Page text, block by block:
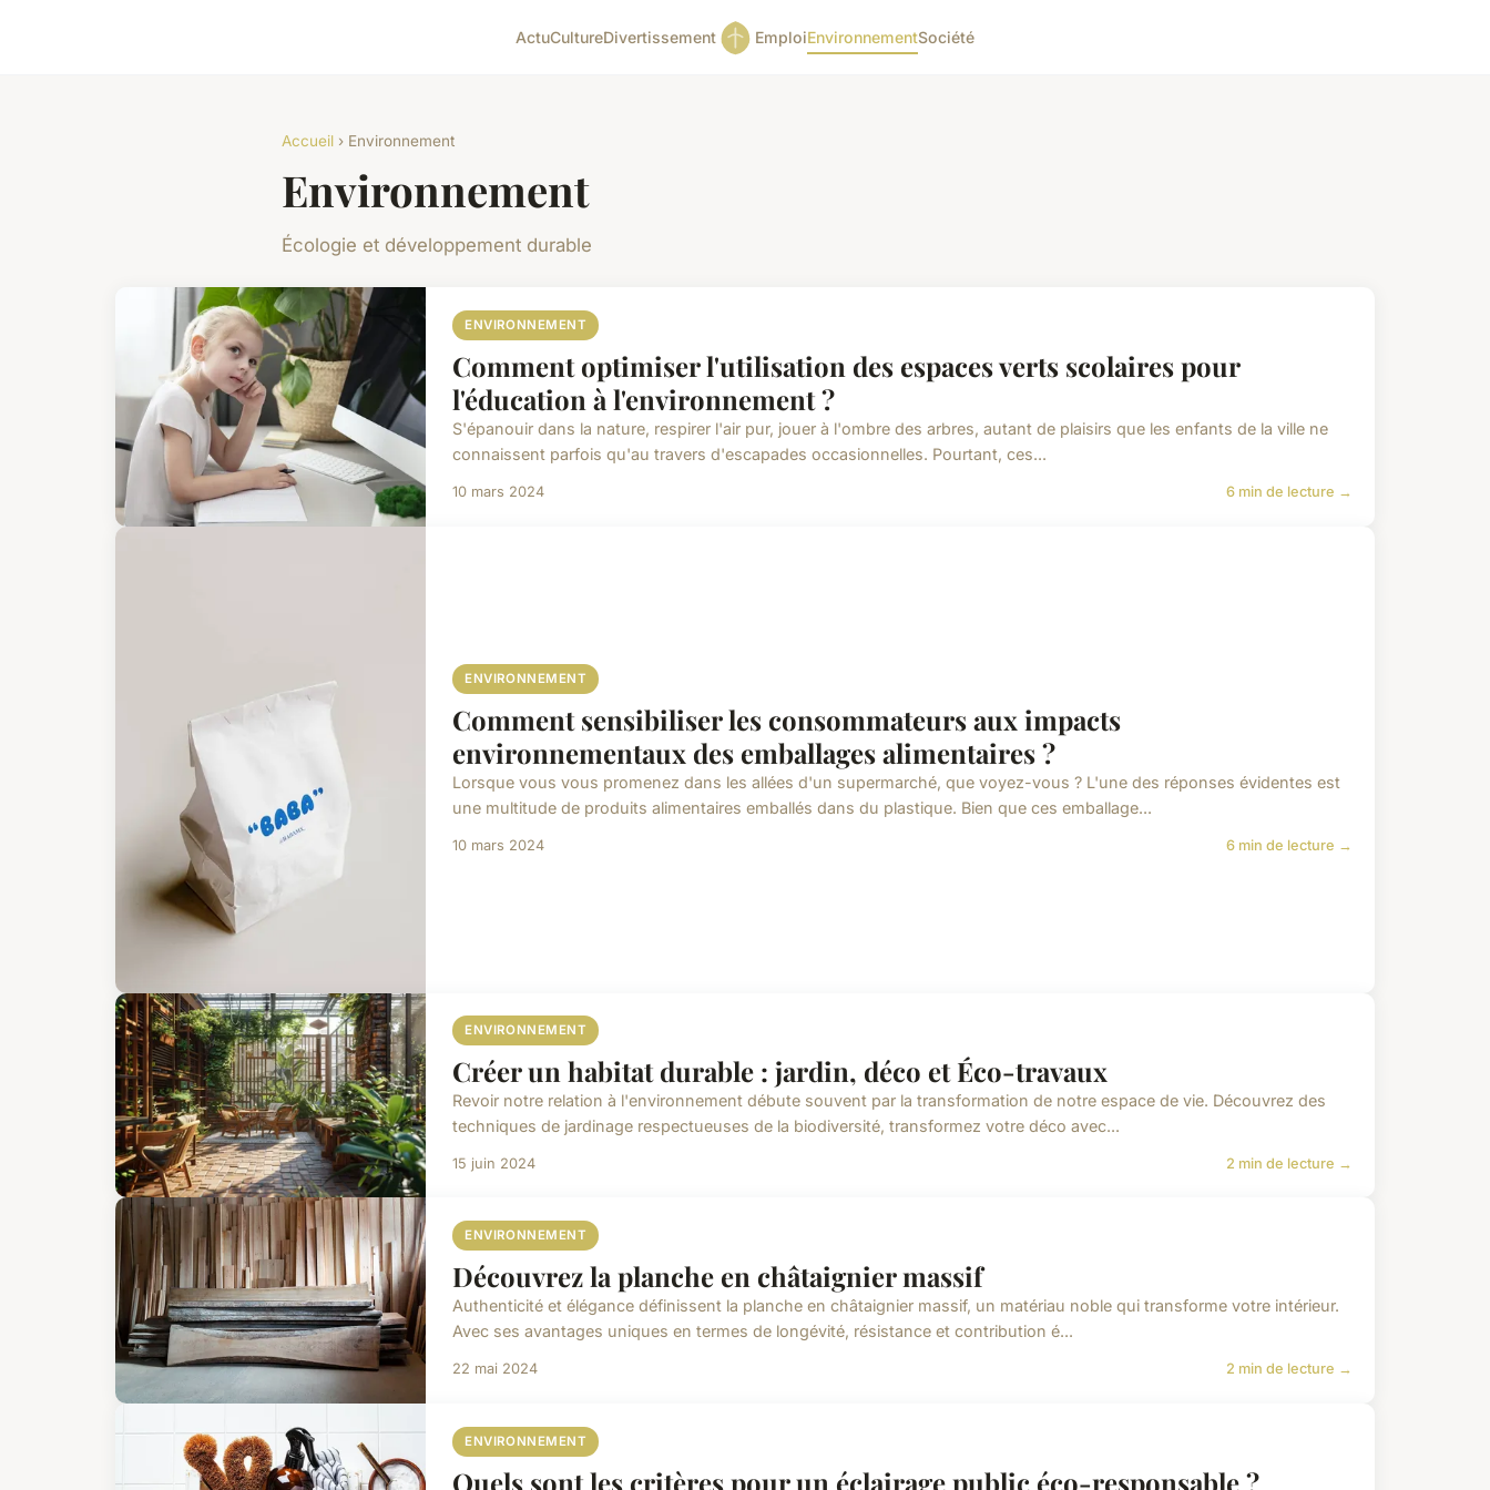
ActuCultureDivertissement EmploiEnvironnementSociété
Accueil › Environnement
Environnement
Écologie et développement durable
ENVIRONNEMENT
Comment optimiser l'utilisation des espaces verts scolaires pour
l'éducation à l'environnement ?
S'épanouir dans la nature, respirer l'air pur, jouer à l'ombre des arbres, autant de plaisirs que les enfants de la ville ne
connaissent parfois qu'au travers d'escapades occasionnelles. Pourtant, ces...
10 mars 2024 6 min de lecture →
ENVIRONNEMENT
Comment sensibiliser les consommateurs aux impacts
environnementaux des emballages alimentaires ?
Lorsque vous vous promenez dans les allées d'un supermarché, que voyez-vous ? L'une des réponses évidentes est
une multitude de produits alimentaires emballés dans du plastique. Bien que ces emballage...
10 mars 2024 6 min de lecture →
ENVIRONNEMENT
Créer un habitat durable : jardin, déco et Éco-travaux
Revoir notre relation à l'environnement débute souvent par la transformation de notre espace de vie. Découvrez des
techniques de jardinage respectueuses de la biodiversité, transformez votre déco avec...
15 juin 2024 2 min de lecture →
ENVIRONNEMENT
Découvrez la planche en châtaignier massif
Authenticité et élégance définissent la planche en châtaignier massif, un matériau noble qui transforme votre intérieur.
Avec ses avantages uniques en termes de longévité, résistance et contribution é...
22 mai 2024 2 min de lecture →
ENVIRONNEMENT
Quels sont les critères pour un éclairage public éco-responsable ?